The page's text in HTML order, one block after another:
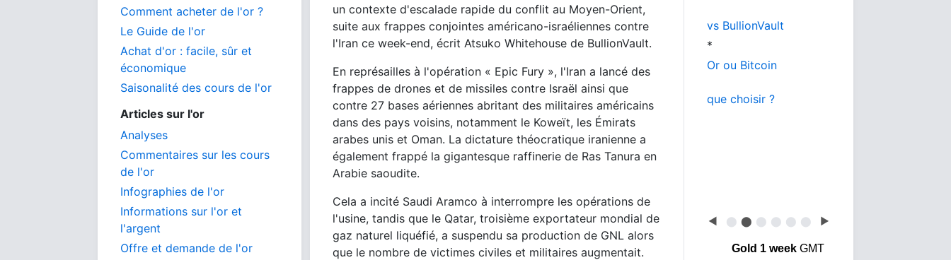
Comment acheter de l'or ?
Le Guide de l'or
Achat d'or : facile, sûr et
économique
Saisonalité des cours de l'or
Articles sur l'or
Analyses
Commentaires sur les cours
de l'or
Infographies de l'or
Informations sur l'or et
l'argent
Offre et demande de l'or
un contexte d'escalade rapide du conflit au Moyen-Orient,
suite aux frappes conjointes américano-israéliennes contre
l'Iran ce week-end, écrit Atsuko Whitehouse de BullionVault.
En représailles à l'opération « Epic Fury », l'Iran a lancé des
frappes de drones et de missiles contre Israël ainsi que
contre 27 bases aériennes abritant des militaires américains
dans des pays voisins, notamment le Koweït, les Émirats
arabes unis et Oman. La dictature théocratique iranienne a
également frappé la gigantesque raffinerie de Ras Tanura en
Arabie saoudite.
Cela a incité Saudi Aramco à interrompre les opérations de
l'usine, tandis que le Qatar, troisième exportateur mondial de
gaz naturel liquéfié, a suspendu sa production de GNL alors
que le nombre de victimes civiles et militaires augmentait.
vs BullionVault
*
Or ou Bitcoin
que choisir ?
◀ ⬤ ⬤ ⬤ ⬤ ⬤ ⬤ ▶
Gold 1 weekGMT